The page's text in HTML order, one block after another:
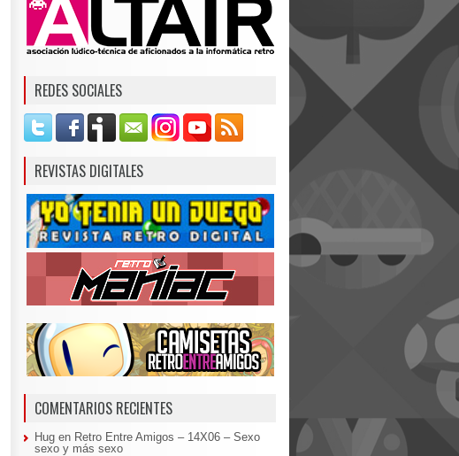
REDES SOCIALES
REVISTAS DIGITALES
COMENTARIOS RECIENTES
Hug en Retro Entre Amigos – 14X06 – Sexo
sexo y más sexo